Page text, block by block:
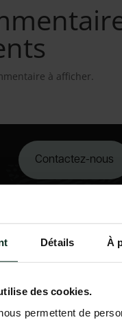
Détails À
des cookies.
permettent de
à afficher.
Contactez-nous